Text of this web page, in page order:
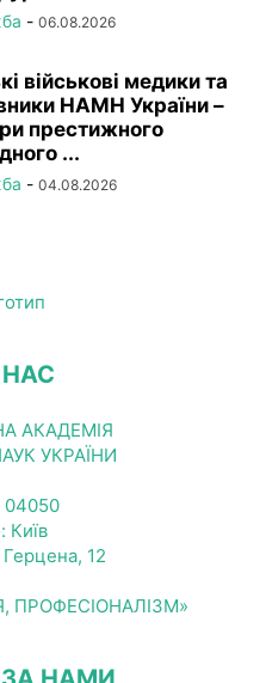
- 06.08.2026
військові медики та
НАМН України –
престижного
...
- 04.08.2026
АКАДЕМІЯ
УКРАЇНИ
04050
Київ
12
ПРОФЕСІОНАЛІЗМ»